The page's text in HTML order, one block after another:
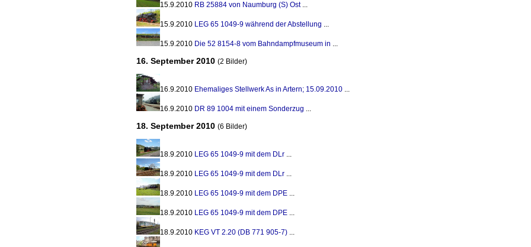
15.9.2010 RB 25884 von Naumburg (S) Ost...
15.9.2010 LEG 65 1049-9 während der Abstellung ...
15.9.2010 Die 52 8154-8 vom Bahndampfmuseum in ...
16. September 2010 (2 Bilder)
16.9.2010 Ehemaliges Stellwerk As in Artern; 15.09.2010 ...
16.9.2010 DR 89 1004 mit einem Sonderzug ...
18. September 2010 (6 Bilder)
18.9.2010 LEG 65 1049-9 mit dem DLr ...
18.9.2010 LEG 65 1049-9 mit dem DLr ...
18.9.2010 LEG 65 1049-9 mit dem DPE ...
18.9.2010 LEG 65 1049-9 mit dem DPE ...
18.9.2010 KEG VT 2.20 (DB 771 905-7) ...